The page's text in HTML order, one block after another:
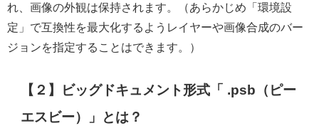
れ、画像の外観は保持されます。（あらかじめ「環境設
定」で互換性を最大化するようレイヤーや画像合成のバー
ジョンを指定することはできます。）
【２】ビッグドキュメント形式「 .psb（ピー
エスビー）」とは？